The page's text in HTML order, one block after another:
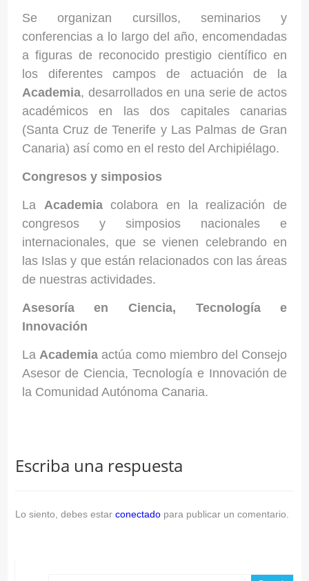
Se organizan cursillos, seminarios y
conferencias a lo largo del año, encomendadas
a figuras de reconocido prestigio científico en
los diferentes campos de actuación de la
Academia, desarrollados en una serie de actos
académicos en las dos capitales canarias
(Santa Cruz de Tenerife y Las Palmas de Gran
Canaria) así como en el resto del Archipiélago.
Congresos y simposios
La Academiacolabora en la realización de
congresos y simposios nacionales e
internacionales, que se vienen celebrando en
las Islas y que están relacionados con las áreas
de nuestras actividades.
Asesoría en Ciencia, Tecnología e
Innovación
LaAcademia actúa como miembro del Consejo
Asesor de Ciencia, Tecnología e Innovación de
la Comunidad Autónoma Canaria.
Escriba una respuesta
Lo siento, debes estar conectadopara publicar un comentario.